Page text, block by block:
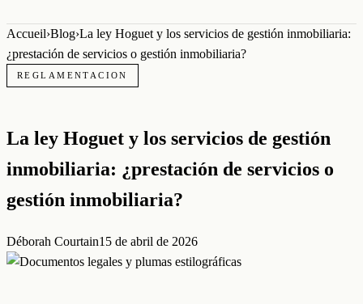
Accueil›Blog›La ley Hoguet y los servicios de gestión inmobiliaria:
¿prestación de servicios o gestión inmobiliaria?
REGLAMENTACION
La ley Hoguet y los servicios de gestión
inmobiliaria: ¿prestación de servicios o
gestión inmobiliaria?
Déborah Courtain15 de abril de 2026